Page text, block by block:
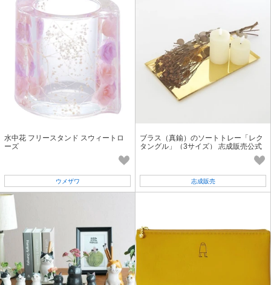
水中花 フリースタンド スウィートロ
ーズ
ウメザワ
ブラス（真鍮）のソートトレー「レク
タングル」（3サイズ） 志成販売公式
志成販売